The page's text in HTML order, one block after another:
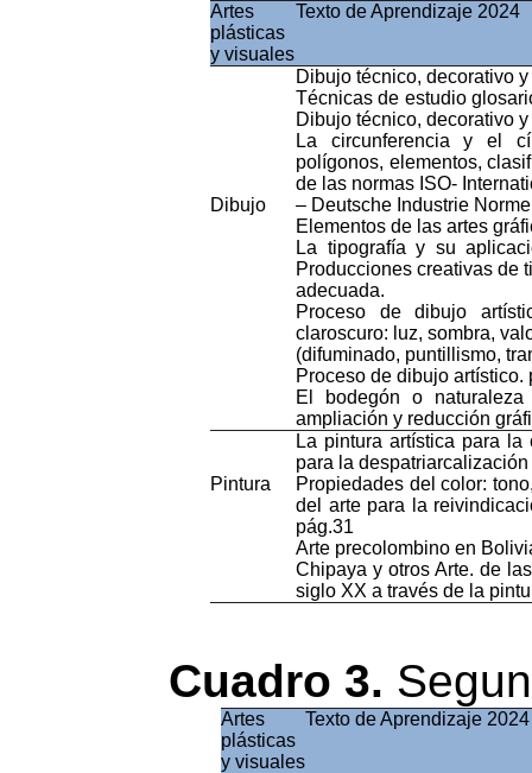
Artes
plásticas
y visuales
Texto deAprendizaje 2024
Dibujo
Dibujo técnico, decorativo y
Técnicas de estudio
Dibujo técnico, decorativo y
La circunferencia y el
polígonos, elementos,
de las normas ISO-
– Deutsche Industrie
Elementos de las artes
La tipografía y su
Producciones creativas de
adecuada.
Proceso de dibujo
claroscuro: luz, sombra,
(difuminado, puntillismo,
Proceso de dibujo artístico.
El
bodegón o naturaleza
ampliación y reducción
Pintura
La pintura artística para la
para la despatriarcalización
Propiedades del color:tono
del arte para la
pág.31
Arte precolombino en
Chipaya y otros Arte. de las
siglo XX a través de la
Cuadro 3.
Artes
plásticas
y visuales
TextodeAprendizaje2024